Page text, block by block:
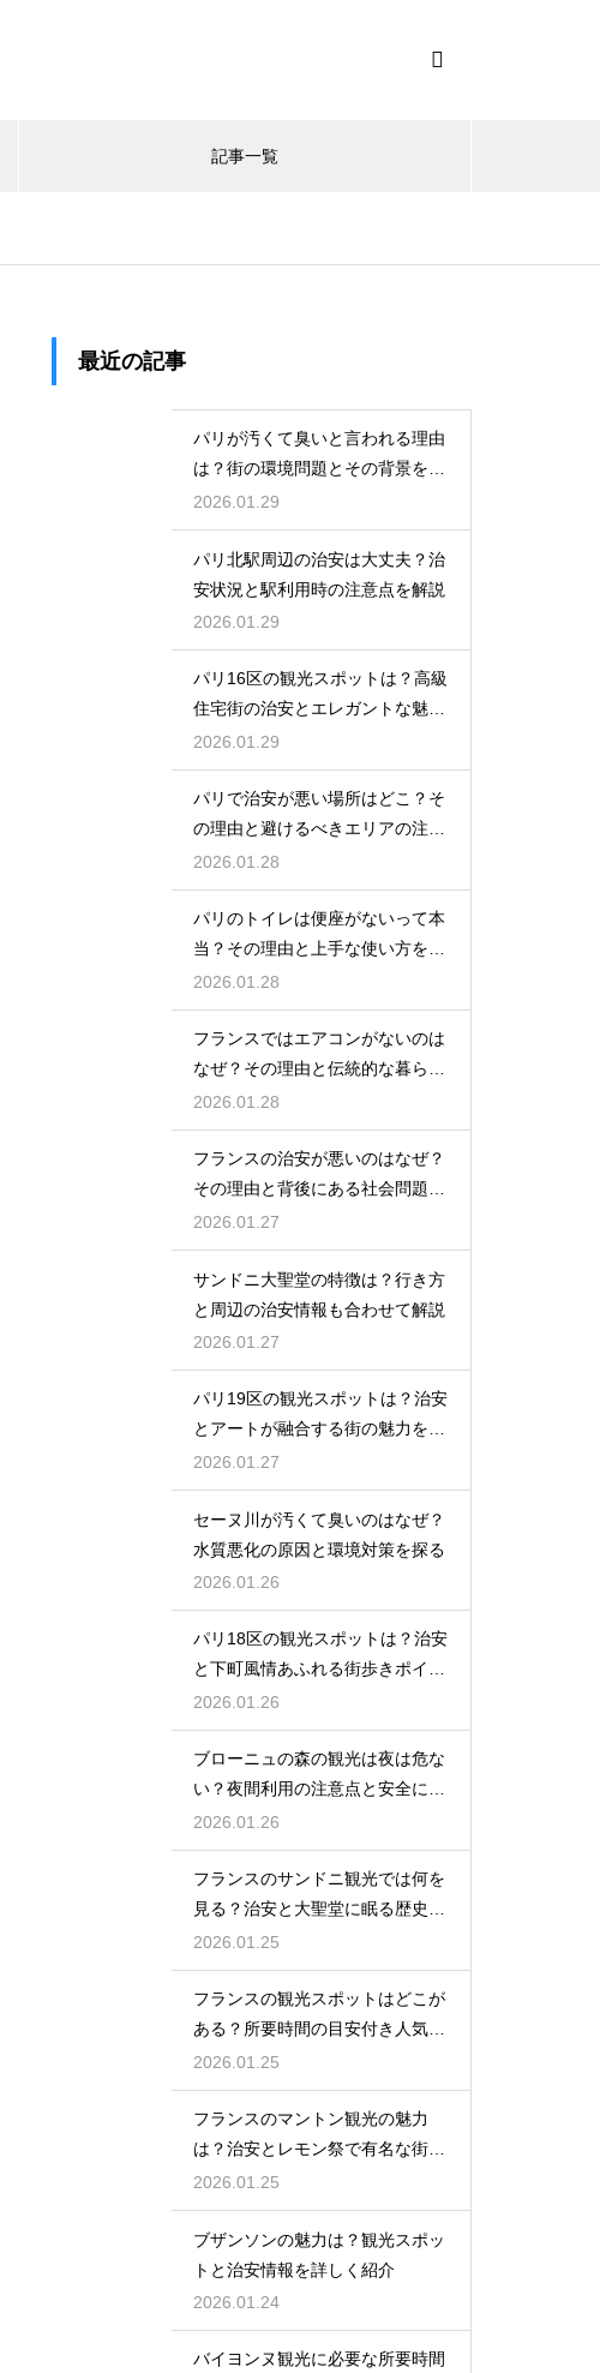
記事一覧
最近の記事
パリが汚くて臭いと言われる理由
は？街の環境問題とその背景を解
説
2026.01.29
パリ北駅周辺の治安は大丈夫？治
安状況と駅利用時の注意点を解説
2026.01.29
パリ16区の観光スポットは？高級
住宅街の治安とエレガントな魅力
を紹介
2026.01.29
パリで治安が悪い場所はどこ？そ
の理由と避けるべきエリアの注意
点
2026.01.28
パリのトイレは便座がないって本
当？その理由と上手な使い方を解
説
2026.01.28
フランスではエアコンがないのは
なぜ？その理由と伝統的な暮らし
の工夫を解説
2026.01.28
フランスの治安が悪いのはなぜ？
その理由と背後にある社会問題を
解説
2026.01.27
サンドニ大聖堂の特徴は？行き方
と周辺の治安情報も合わせて解説
2026.01.27
パリ19区の観光スポットは？治安
とアートが融合する街の魅力を紹
介
2026.01.27
セーヌ川が汚くて臭いのはなぜ？
水質悪化の原因と環境対策を探る
2026.01.26
パリ18区の観光スポットは？治安
と下町風情あふれる街歩きポイン
ト
2026.01.26
ブローニュの森の観光は夜は危な
い？夜間利用の注意点と安全に楽
しむ方法
2026.01.26
フランスのサンドニ観光では何を
見る？治安と大聖堂に眠る歴史を
紹介
2026.01.25
フランスの観光スポットはどこが
ある？所要時間の目安付き人気名
所リスト
2026.01.25
フランスのマントン観光の魅力
は？治安とレモン祭で有名な街を
紹介
2026.01.25
ブザンソンの魅力は？観光スポッ
トと治安情報を詳しく紹介
2026.01.24
バイヨンヌ観光に必要な所要時間